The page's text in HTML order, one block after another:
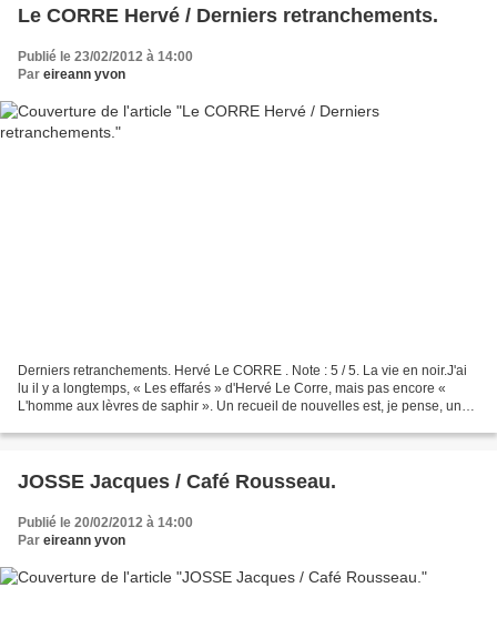
Le CORRE Hervé / Derniers retranchements.
Publié le 23/02/2012 à 14:00
Par eireann yvon
Derniers retranchements. Hervé Le CORRE . Note : 5 / 5. La vie en noir.J'ai
lu il y a longtemps, « Les effarés » d'Hervé Le Corre, mais pas encore «
L'homme aux lèvres de saphir ». Un recueil de nouvelles est, je pense, un
JOSSE Jacques / Café Rousseau.
Publié le 20/02/2012 à 14:00
Par eireann yvon